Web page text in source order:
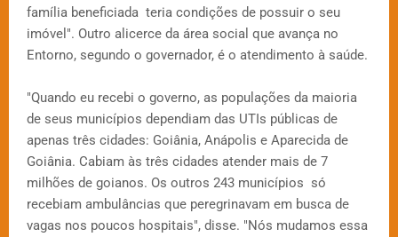
família beneficiada teria condições de possuir o seu
imóvel". Outro alicerce da área social que avança no
Entorno, segundo o governador, é o atendimento à saúde.
"Quando eu recebi o governo, as populações da maioria
de seus municípios dependiam das UTIs públicas de
apenas três cidades: Goiânia, Anápolis e Aparecida de
Goiânia. Cabiam às três cidades atender mais de 7
milhões de goianos. Os outros 243 municípios só
recebiam ambulâncias que peregrinavam em busca de
vagas nos poucos hospitais", disse. "Nós mudamos essa